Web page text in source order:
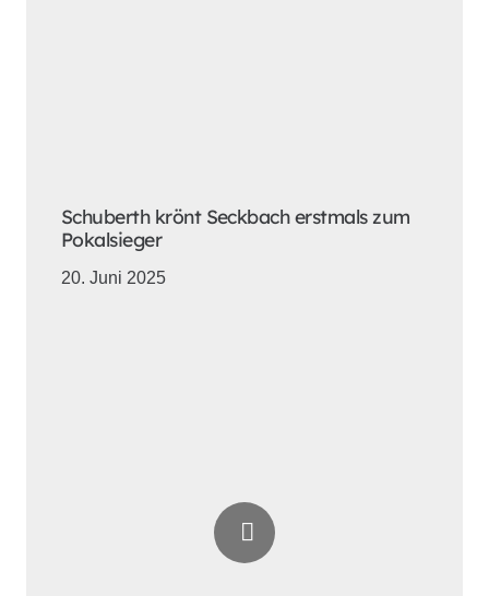
Schuberth krönt Seckbach erstmals zum
Pokalsieger
20. Juni 2025